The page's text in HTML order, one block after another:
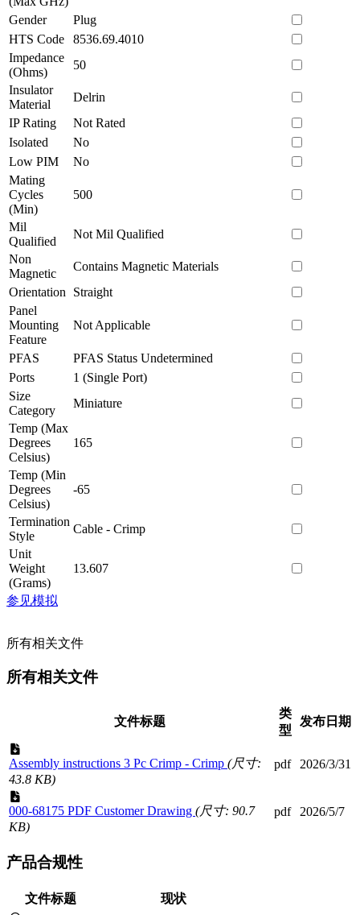
Gender
Plug
HTS Code
8536.69.4010
Impedance
(Ohms)
50
Insulator
Material
Delrin
IP Rating
Not Rated
Isolated
No
Low PIM
No
Mating
Cycles
(Min)
500
Mil
Qualified
Not Mil Qualified
Non
Magnetic
Contains Magnetic Materials
Orientation
Straight
Panel
Mounting
Feature
Not Applicable
PFAS
PFAS Status Undetermined
Ports
1 (Single Port)
Size
Category
Miniature
Temp (Max
Degrees
Celsius)
165
Temp (Min
Degrees
Celsius)
-65
Termination
Style
Cable - Crimp
Unit
Weight
(Grams)
13.607
参见模拟
所有相关文件
所有相关文件
文件标题
类
型
发布日期
Assembly instructions 3 Pc Crimp - Crimp (尺寸:
43.8 KB)
pdf 2026/3/31
000-68175 PDF Customer Drawing (尺寸: 90.7
KB)
pdf 2026/5/7
产品合规性
文件标题 现状